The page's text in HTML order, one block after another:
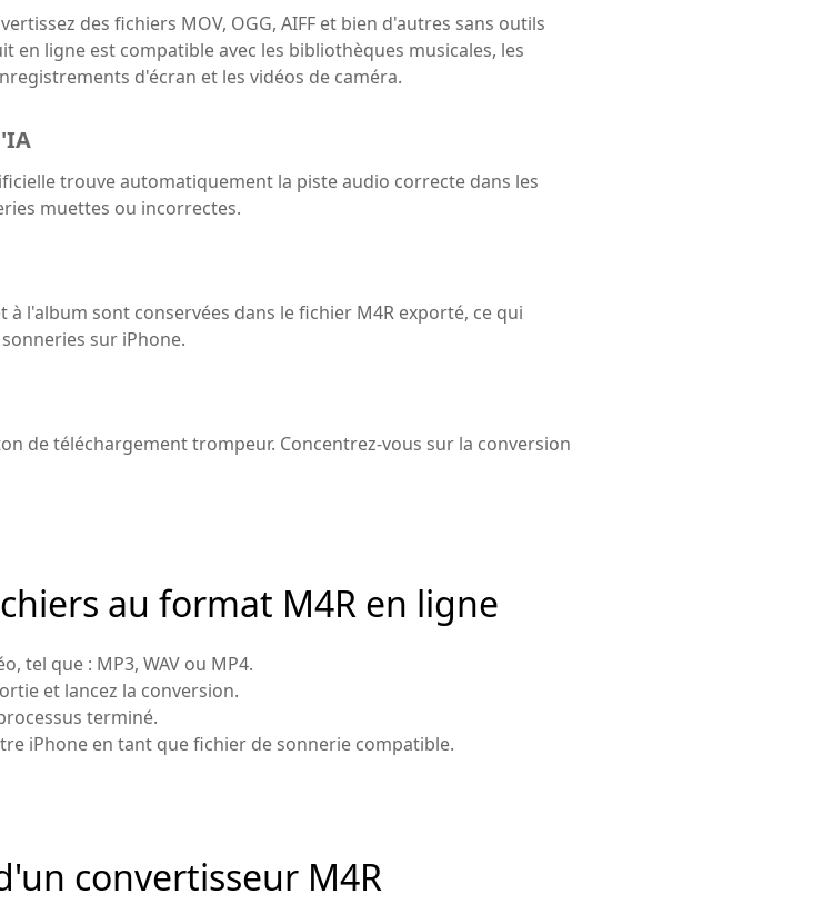
des fichiers MOV, OGG, AIFF et bien d'autres sans outils
en ligne est compatible avec les bibliothèques musicales, les
d'écran et les vidéos de caméra.
trouve automatiquement la piste audio correcte dans les
muettes ou incorrectes.
l'album sont conservées dans le fichier M4R exporté, ce qui
sur iPhone.
de téléchargement trompeur. Concentrez-vous sur la conversion
au format M4R en ligne
tel que : MP3, WAV ou MP4.
et lancez la conversion.
terminé.
iPhone en tant que fichier de sonnerie compatible.
convertisseur M4R